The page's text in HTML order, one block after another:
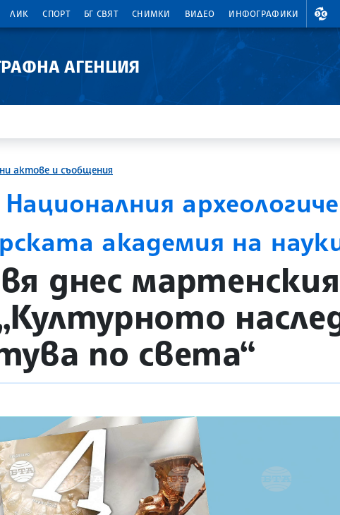
ЛИК СПОРТ БГ СВЯТ СНИМКИ ВИДЕО ИНФОГРАФИКИ
АГЕНЦИЯ
актове и съобщения
академия на
днес
по света“